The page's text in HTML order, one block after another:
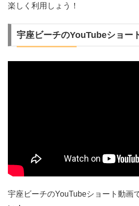
楽しく利用しょう！
宇座ビーチのYouTubeショー
宇座ビーチのYouTubeショート動画